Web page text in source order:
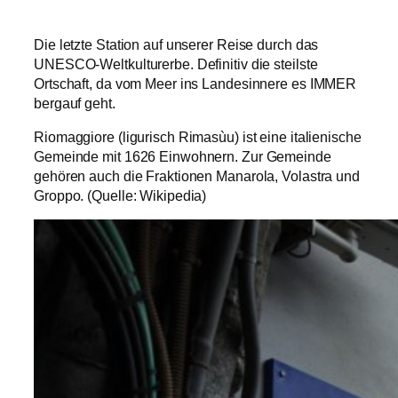
Die letzte Station auf unserer Reise durch das
UNESCO-Weltkulturerbe. Definitiv die steilste
Ortschaft, da vom Meer ins Landesinnere es IMMER
bergauf geht.
Riomaggiore (ligurisch Rimasùu) ist eine italienische
Gemeinde mit 1626 Einwohnern. Zur Gemeinde
gehören auch die Fraktionen Manarola, Volastra und
Groppo. (Quelle: Wikipedia)